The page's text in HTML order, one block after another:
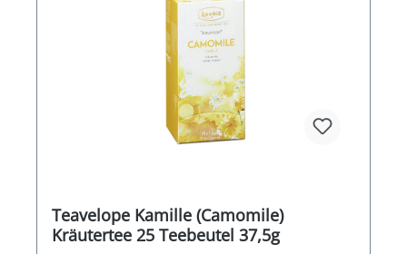
Teavelope Kamille (Camomile)
Kräutertee 25 Teebeutel 37,5g